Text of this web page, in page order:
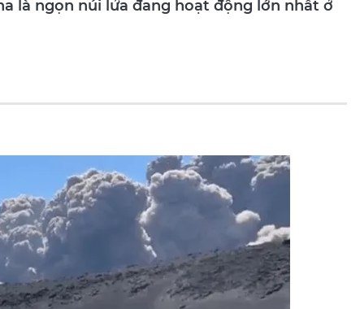
là ngọn núi lửa đang hoạt động lớn nhất ở